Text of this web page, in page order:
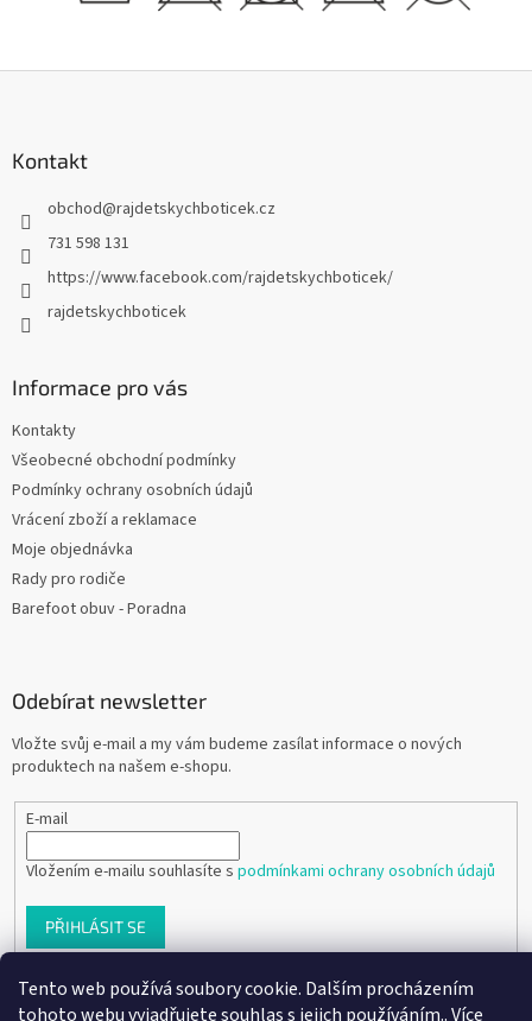
Tento web používá soubory cookie. Dalším procházením
tohoto webu vyjadřujete souhlas s jejich používáním.. Více
Kontakt
obchod@rajdetskychboticek.cz
731 598 131
https://www.facebook.com/rajdetskychboticek/
rajdetskychboticek
Informace pro vás
Kontakty
Všeobecné obchodní podmínky
Podmínky ochrany osobních údajů
Vrácení zboží a reklamace
Moje objednávka
Rady pro rodiče
Barefoot obuv - Poradna
Odebírat newsletter
Vložte svůj e-mail a my vám budeme zasílat informace o nových
produktech na našem e-shopu.
E-mail
Vložením e-mailu souhlasíte s podmínkami ochrany osobních údajů
PŘIHLÁSIT SE